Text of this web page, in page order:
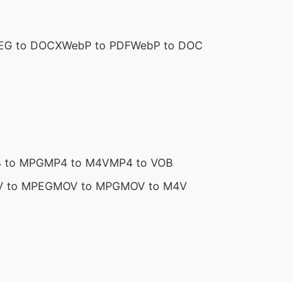
to DOCXWebP to PDFWebP to DOC
to MPGMP4 to M4VMP4 to VOB
to MPEGMOV to MPGMOV to M4V